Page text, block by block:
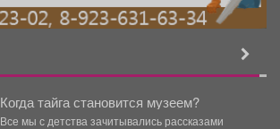
Когда тайга становится музеем?
Все мы с детства зачитывались рассказами